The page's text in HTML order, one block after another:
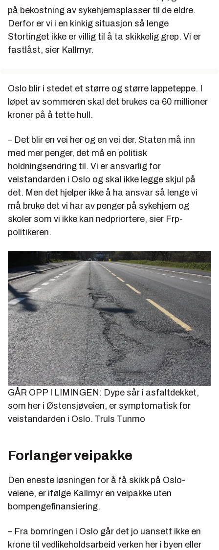
på bekostning av sykehjemsplasser til de eldre.
Derfor er vi i en kinkig situasjon så lenge
Stortinget ikke er villig til å ta skikkelig grep. Vi er
fastlåst, sier Kallmyr.
Oslo blir i stedet et større og større lappeteppe. I
løpet av sommeren skal det brukes ca 60 millioner
kroner på å tette hull.
– Det blir en vei her og en vei der. Staten må inn
med mer penger, det må en politisk
holdningsendring til. Vi er ansvarlig for
veistandarden i Oslo og skal ikke legge skjul på
det. Men det hjelper ikke å ha ansvar så lenge vi
må bruke det vi har av penger på sykehjem og
skoler som vi ikke kan nedpriortere, sier Frp-
politikeren.
GÅR OPP I LIMINGEN: Dype sår i asfaltdekket,
som her i Østensjøveien, er symptomatisk for
veistandarden i Oslo. Truls Tunmo
Forlanger veipakke
Den eneste løsningen for å få skikk på Oslo-
veiene, er ifølge Kallmyr en veipakke uten
bompengefinansiering.
– Fra bomringen i Oslo går det jo uansett ikke en
krone til vedlikeholdsarbeid verken her i byen eller